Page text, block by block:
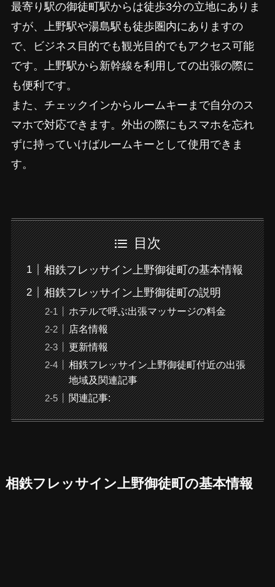
最寄り駅の御徒町駅からは徒歩3分の立地にありま
すが、上野駅や湯島駅も徒歩圏内にありますの
で、ビジネス目的でも観光目的でもアクセス可能
です。上野駅から新幹線を利用しての出張の際に
も便利です。
また、チェックインからルームキーまで自分のス
マホで対応できます。外出の際にもスマホを忘れ
ずに持っていけばルームキーとして使用できま
す。
目次
相鉄フレッサイン上野御徒町の基本情報
相鉄フレッサイン上野御徒町の説明
ホテルで呼ぶ出張マッサージの料金
店名情報
更新情報
相鉄フレッサイン上野御徒町付近の出張
地域及関連記事
関連記事:
相鉄フレッサイン上野御徒町の基本情報